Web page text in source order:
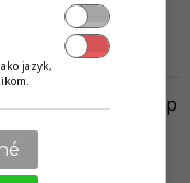
platobného
eKasa v iKelp
zariadenia Portos,
jazyk,